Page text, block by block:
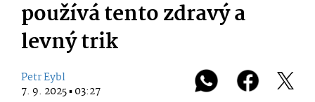
používá tento zdravý a
levný trik
Petr Eybl
7. 9. 2025 ▪ 03:27